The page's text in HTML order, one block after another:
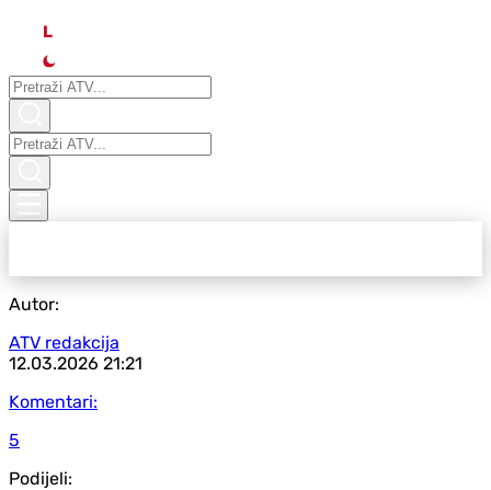
L
Autor:
ATV redakcija
12.03.2026 21:21
Komentari:
5
Podijeli: